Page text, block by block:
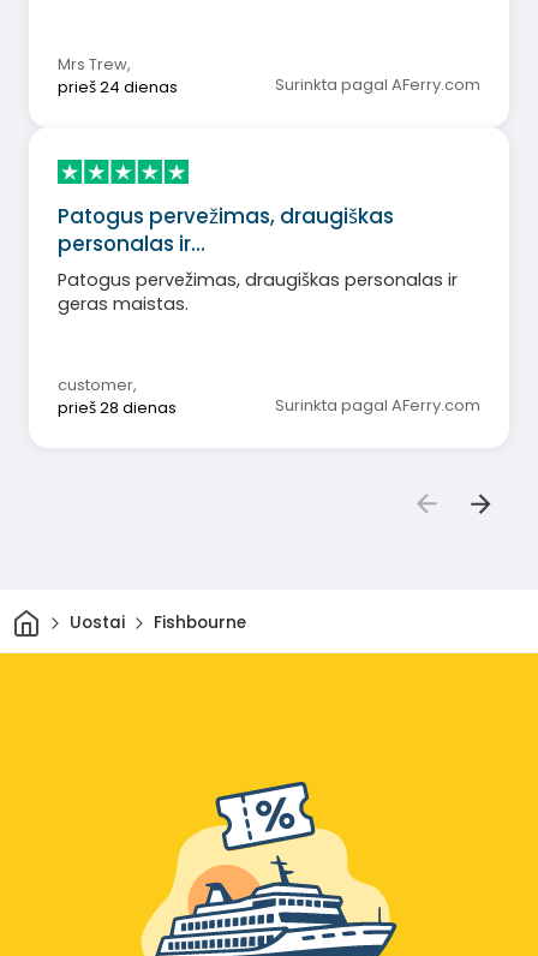
Mrs Trew,
prieš 24 dienas
Surinkta pagal AFerry.com
Patogus pervežimas, draugiškas
personalas ir…
Patogus pervežimas, draugiškas personalas ir
geras maistas.
customer,
prieš 28 dienas
Surinkta pagal AFerry.com
Pradžia
Uostai Fishbourne